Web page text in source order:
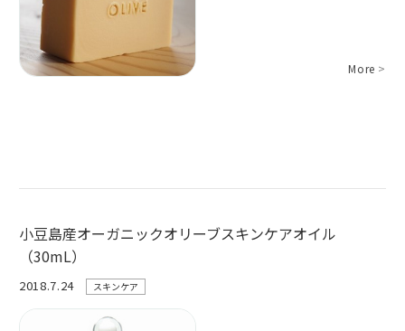
More >
小豆島産オーガニックオリーブスキンケアオイル
（30mL）
2018.7.24 スキンケア